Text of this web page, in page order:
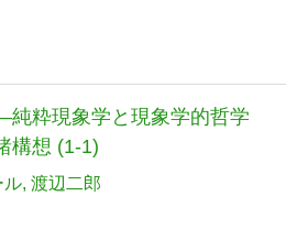
純粋現象学と現象学的哲学
構想 (1-1)
ル 渡辺二郎